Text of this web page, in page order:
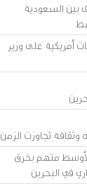
بين السعودية
أمريكية على وزير
وثقافة تجاوزت الزمن
متهم بخرق
في البحرين